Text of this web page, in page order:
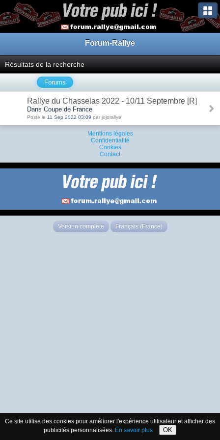
Forum-Rallye
Résultats de la recherche
Forums
Rallye du Chasselas 2022 - 10/11 Septembre [R]
Dans Coupe de France
Posté le 11 Sep 2022 03:09 par jojorallye
Mentions légales
Confidentialité
Cookies
Contact
Version complète Français (France)
Ce site utilise des cookies pour améliorer l'expérience utilisateur et afficher des
publicités personnalisées. En savoir plus OK